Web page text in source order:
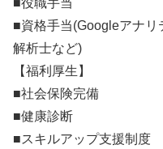
■役職手当
■資格手当(Googleアナ
解析士など)
【福利厚生】
■社会保険完備
■健康診断
■スキルアップ支援制度